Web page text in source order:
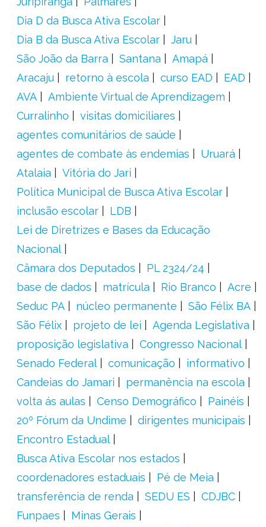
Dia D da Busca Ativa Escolar
Dia B da Busca Ativa Escolar
Jaru
São João da Barra
Santana
Amapá
Aracaju
retorno à escola curso EAD
EAD
AVA
Ambiente Virtual de Aprendizagem
Curralinho
visitas domiciliares
agentes comunitários de saúde
agentes de combate às endemias
Uruará
Atalaia
Vitória do Jari
Política Municipal de Busca Ativa Escolar
inclusão escolar
LDB
Lei de Diretrizes e Bases da Educação
Nacional
Câmara dos Deputados
PL 2324/24
base de dados
matrícula Rio Branco
Acre
Seduc PA
núcleo permanente
São Félix BA
São Félix
projeto de lei
Agenda Legislativa
proposição legislativa
Congresso Nacional
Senado Federal
comunicação
informativo
Candeias do Jamari
permanência na escola
volta ás aulas
Censo Demográfico
Painéis
20º Fórum da Undime
dirigentes municipais
Encontro Estadual
Busca Ativa Escolar nos estados
coordenadores estaduais
Pé de Meia
transferência de renda
SEDU ES
CDJBC
Funpaes
Minas Gerais